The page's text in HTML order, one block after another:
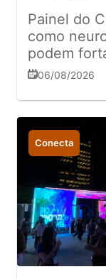
Painel do
como
podem
a tomada
06/08/2026
Conecta